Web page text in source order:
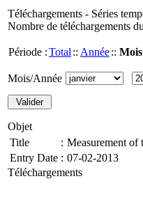
Téléchargements - Séries
Nombre de téléchargements
Période :Total :: Année:: Mois
Mois/Année
Objet
Title
: Measurement
Entry Date : 07-02-2013
Téléchargements